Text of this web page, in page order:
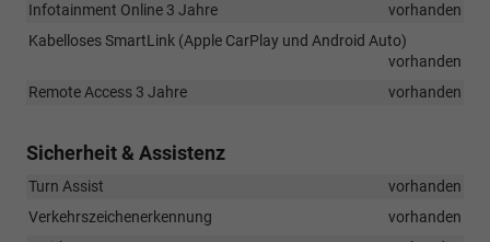
Infotainment Online 3 Jahre
vorhanden
Kabelloses SmartLink (Apple CarPlay und Android Auto)
vorhanden
Remote Access 3 Jahre
vorhanden
Sicherheit & Assistenz
Turn Assist
vorhanden
Verkehrszeichenerkennung
vorhanden